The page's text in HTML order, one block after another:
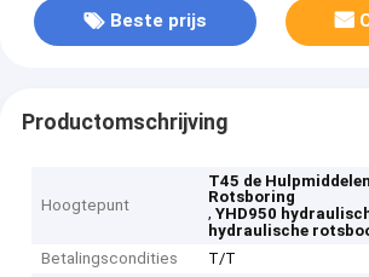
Beste prijs
Productomschrijving
Hoogtepunt
T45 de
Rotsboring
,YHD950
hydraulische
Betalingscondities
T/T